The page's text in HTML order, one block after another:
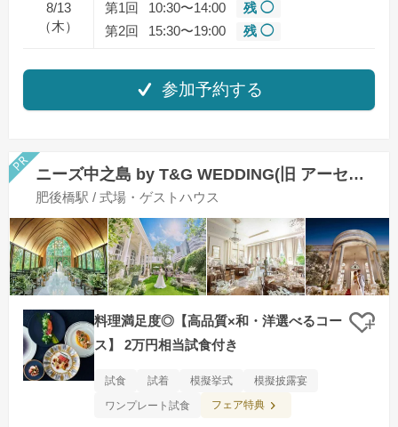
8/13
（木）
第1回 10:30〜14:00
残 ◯
第2回
15:30〜19:00 残 ◯
参加予約する
ニーズ中之島 by T&G WEDDING(旧 アーセンティア迎賓館 大阪)
肥後橋駅 / 式場・ゲストハウス
料理満足度◎【高品質×和・洋選べるコー
ス】 2万円相当試食付き
ク
試食 試着 模擬挙式
模擬披露宴
ワンプレート試食
フェア特典